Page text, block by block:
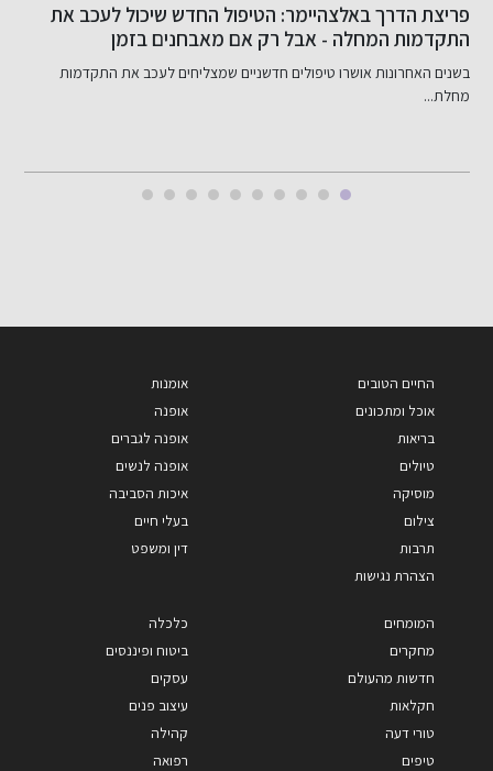
היום הבינלאומי ללא עישון. לא רק סרטן ריאות: המחיר
הנוירולוגי הכבד של העישון
היום חל היום הבינלאומי ללא עישון, הנוירולוג ד"ר פיוטר מליקוב...
החיים הטובים
אוכל ומתכונים
בריאות
טיולים
מוסיקה
צילום
תרבות
הצהרת נגישות
אומנות
אופנה
אופנה לגברים
אופנה לנשים
איכות הסביבה
בעלי חיים
דין ומשפט
המומחים
מחקרים
חדשות מהעולם
חקלאות
טורי דעה
טיפים
כלכלה
ביטוח ופיננסים
עסקים
עיצוב פנים
קהילה
רפואה